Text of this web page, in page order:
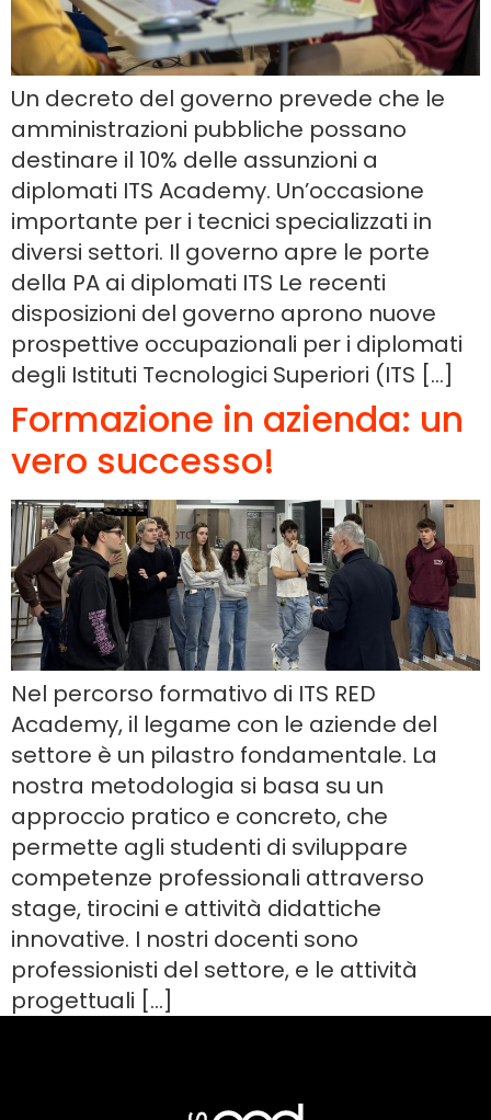
Un decreto del governo prevede che le
amministrazioni pubbliche possano
destinare il 10% delle assunzioni a
diplomati ITS Academy. Un’occasione
importante per i tecnici specializzati in
diversi settori. Il governo apre le porte
della PA ai diplomati ITS Le recenti
disposizioni del governo aprono nuove
prospettive occupazionali per i diplomati
degli Istituti Tecnologici Superiori (ITS […]
Formazione in azienda: un
vero successo!
Nel percorso formativo di ITS RED
Academy, il legame con le aziende del
settore è un pilastro fondamentale. La
nostra metodologia si basa su un
approccio pratico e concreto, che
permette agli studenti di sviluppare
competenze professionali attraverso
stage, tirocini e attività didattiche
innovative. I nostri docenti sono
professionisti del settore, e le attività
progettuali […]